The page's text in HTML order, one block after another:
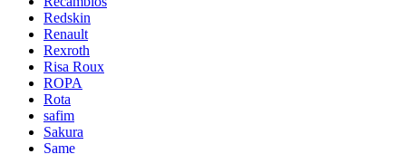
Redskin
Renault
Rexroth
Risa Roux
ROPA
Rota
safim
Sakura
Same